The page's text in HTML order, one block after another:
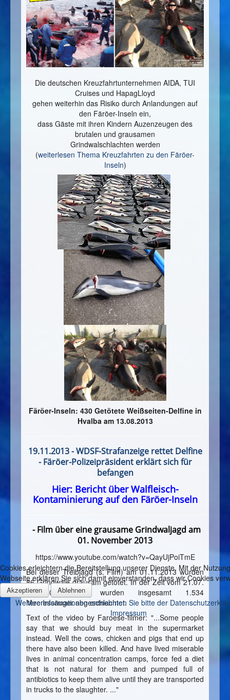
Die deutschen Kreuzfahrtunternehmen AIDA, TUI
Cruises und HapagLloyd
gehen weiterhin das Risiko durch Anlandungen auf
den Färöer-Inseln ein,
dass Gäste mit ihren Kindern Auzenzeugen des
brutalen und grausamen
Grindwalschlachten werden
(weiterlesen Thema Kreuzfahrten zu den Färöer-
Inseln)
Färöer-Inseln: 430 Getötete Weißseiten-Delfine in
Hvalba am 13.08.2013
19.11.2013 - WDSF-Strafanzeige rettet Delfine
- Färöer-Polizeipräsident erklärt sich für
befangen
Hier: Bericht über Walfleisch-
Kontaminierung auf den Färöer-Inseln
- Film über eine grausame Grindwaljagd am
01. November 2013
https://www.youtube.com/watch?v=QayUjPoiTmE
Bei dieser Treibjagd (s. Film) am 01.11.2013 wurden
86 Grindwale grausam getötet. In der Zeit vom 21.07.
bis 01.11.2013 wurden insgesamt 1.534
Meeressäuger abgeschlachtet.
Text of the video by Faroese-filmer: "...Some people
say that we should buy meat in the supermarket
instead. Well the cows, chicken and pigs that end up
there have also been killed. And have lived miserable
lives in animal concentration camps, force fed a diet
that is not natural for them and pumped full of
antibiotics to keep them alive until they are transported
in trucks to the slaughter. ..."
Cookies erleichtern die Bereitstellung unserer Dienste. Mit der
Webseite erklären Sie sich damit einverstanden, dass wir Cookies
Akzeptieren Ablehnen
Weitere Informationen entnehmen Sie bitte der
Impressum